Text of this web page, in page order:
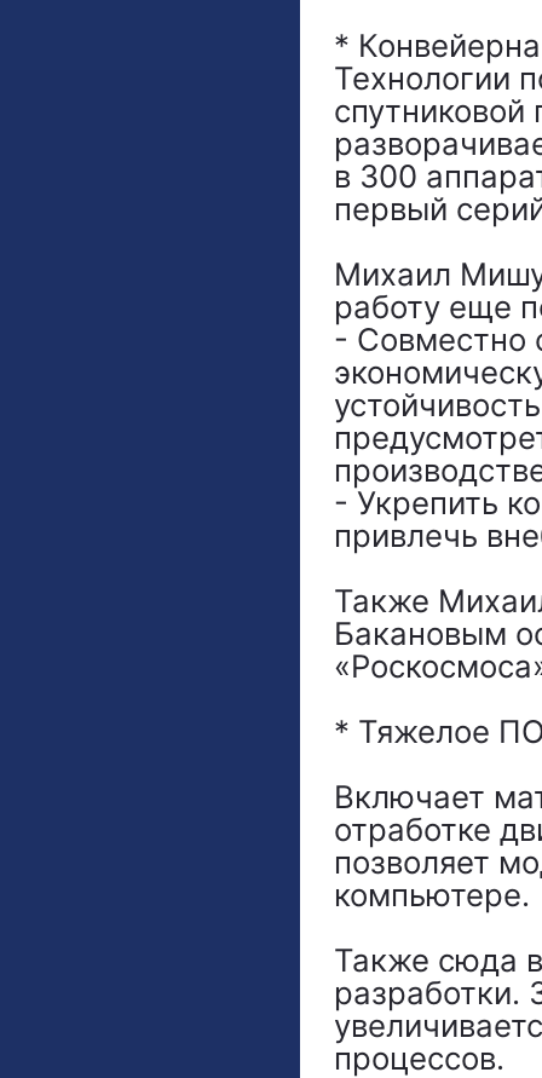
*
Технологии
спутниковой
в 300
первый
Михаил
работу еще
- Совместно
- Укрепить
привлечь
Также
Бакановым
* Тяжелое
Включает
отработке
позволяет
компьютере.
Также сюда
разработки.
процессов.